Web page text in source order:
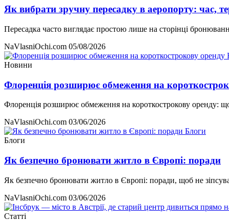
Як вибрати зручну пересадку в аеропорту: час,
Пересадка часто виглядає простою лише на сторінці
NaVlasniOchi.com 05/08/2026
Новини
Флоренція розширює обмеження на
Флоренція розширює обмеження на короткострокову оренду:
NaVlasniOchi.com 03/06/2026
Блоги
Блоги
Як безпечно бронювати житло в Європі: поради
Як безпечно бронювати житло в Європі: поради, щоб не
NaVlasniOchi.com 03/06/2026
Статті